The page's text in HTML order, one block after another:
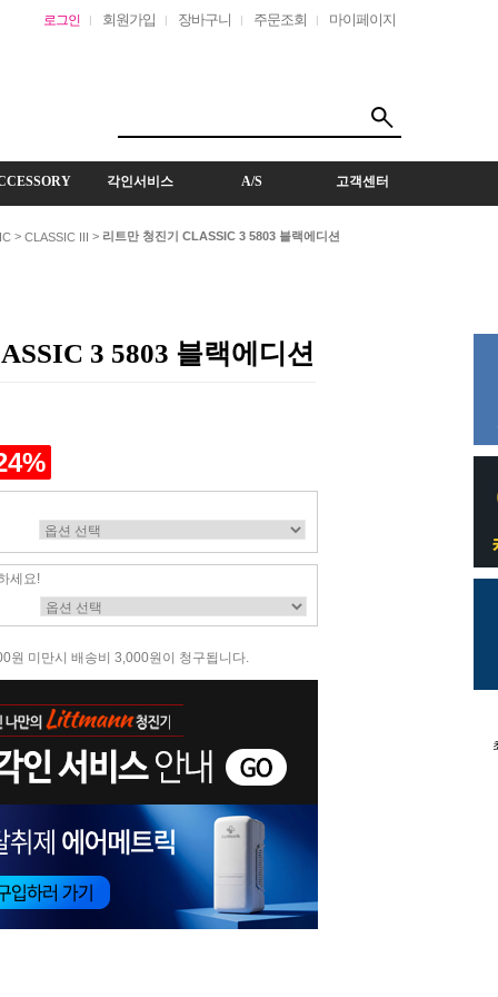
로그인 회원가입 장바구니 주문조회 마이페이지
각인서비스 A/S 고객센터
> CLASSIC III > 리트만 청진기 CLASSIC 3 5803 블랙에디션
3 5803 블랙에디션
%
세요!
원 미만시 배송비 3,000원이 청구됩니다.